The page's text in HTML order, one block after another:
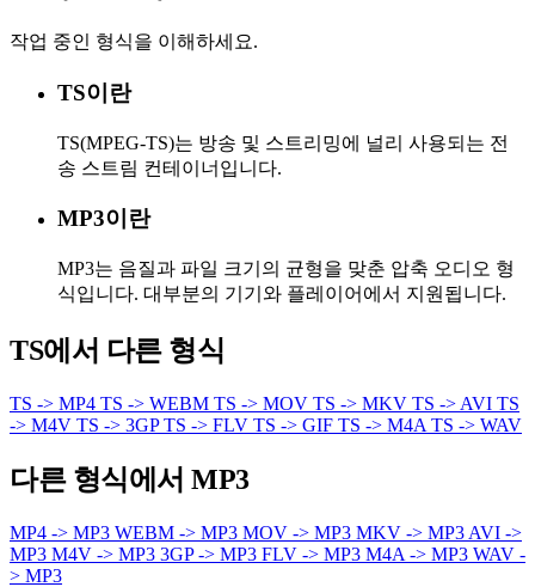
작업 중인 형식을 이해하세요.
TS이란
TS(MPEG-TS)는 방송 및 스트리밍에 널리 사용되는 전
송 스트림 컨테이너입니다.
MP3이란
MP3는 음질과 파일 크기의 균형을 맞춘 압축 오디오 형
식입니다. 대부분의 기기와 플레이어에서 지원됩니다.
TS에서 다른 형식
TS -> MP4 TS -> WEBM TS -> MOV TS -> MKV TS -> AVI TS
-> M4V TS -> 3GPTS -> FLV TS -> GIF TS -> M4A TS -> WAV
다른 형식에서 MP3
MP4 -> MP3 WEBM -> MP3 MOV -> MP3 MKV -> MP3 AVI ->
MP3 M4V -> MP3 3GP -> MP3 FLV -> MP3 M4A -> MP3 WAV -
> MP3